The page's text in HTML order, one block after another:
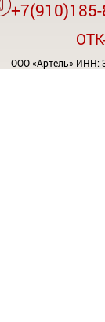
ООО «Артель» ИНН: